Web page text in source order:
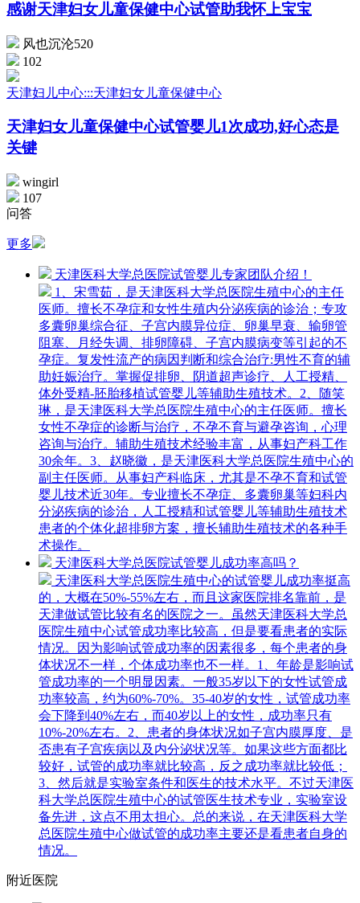
感谢天津妇女儿童保健中心试管助我怀上宝宝
风也沉沦520
102
天津妇儿中心:::天津妇女儿童保健中心
天津妇女儿童保健中心试管婴儿1次成功,好心态是
关键
wingirl
107
问答
更多
天津医科大学总医院试管婴儿专家团队介绍！
1、宋雪茹，是天津医科大学总医院生殖中心的主任
医师。擅长不孕症和女性生殖内分泌疾病的诊治；专攻
多囊卵巢综合征、子宫内膜异位症、卵巢早衰、输卵管
阻塞、月经失调、排卵障碍、子宫内膜病变等引起的不
孕症。复发性流产的病因判断和综合治疗:男性不育的辅
助妊娠治疗。掌握促排卵、阴道超声诊疗、人工授精、
体外受精-胚胎移植试管婴儿等辅助生殖技术。2、随笑
琳，是天津医科大学总医院生殖中心的主任医师。擅长
女性不孕症的诊断与治疗，不孕不育与避孕咨询，心理
咨询与治疗。辅助生殖技术经验丰富，从事妇产科工作
30余年。3、赵晓徽，是天津医科大学总医院生殖中心的
副主任医师。从事妇产科临床，尤其是不孕不育和试管
婴儿技术近30年。专业擅长不孕症、多囊卵巢等妇科内
分泌疾病的诊治，人工授精和试管婴儿等辅助生殖技术
患者的个体化超排卵方案，擅长辅助生殖技术的各种手
术操作。
天津医科大学总医院试管婴儿成功率高吗？
天津医科大学总医院生殖中心的试管婴儿成功率挺高
的，大概在50%-55%左右，而且这家医院排名靠前，是
天津做试管比较有名的医院之一。虽然天津医科大学总
医院生殖中心试管成功率比较高，但是要看患者的实际
情况。因为影响试管成功率的因素很多，每个患者的身
体状况不一样，个体成功率也不一样。1、年龄是影响试
管成功率的一个明显因素。一般35岁以下的女性试管成
功率较高，约为60%-70%。35-40岁的女性，试管成功率
会下降到40%左右，而40岁以上的女性，成功率只有
10%-20%左右。2、患者的身体状况如子宫内膜厚度、是
否患有子宫疾病以及内分泌状况等。如果这些方面都比
较好，试管的成功率就比较高，反之成功率就比较低；
3、然后就是实验室条件和医生的技术水平。不过天津医
科大学总医院生殖中心的试管医生技术专业，实验室设
备先进，这点不用太担心。总的来说，在天津医科大学
总医院生殖中心做试管的成功率主要还是看患者自身的
情况。
附近医院